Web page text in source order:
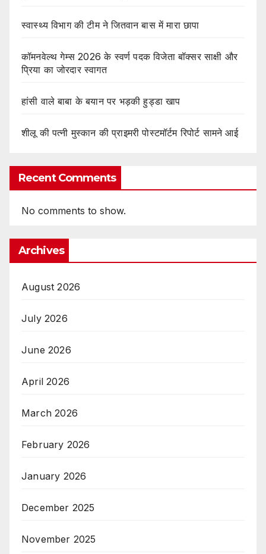
स्वास्थ्य विभाग की टीम ने जितवान बास में मारा छापा
कॉमनवेल्थ गेम्स 2026 के स्वर्ण पदक विजेता बॉक्सर साक्षी और
प्रिया का जोरदार स्वागत
हांसी वाले बाबा के बयान पर भड़की हुड्डा खाप
शीलू की पत्नी मुस्कान की प्राइमरी पोस्टमॉर्टम रिपोर्ट सामने आई
Recent Comments
No comments to show.
Archives
August 2026
July 2026
June 2026
April 2026
March 2026
February 2026
January 2026
December 2025
November 2025